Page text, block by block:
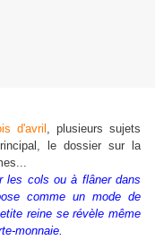
d'avril , plusieurs sujets
le dossier sur la
les cols ou à flâner dans
comme un mode de
reine se révèle même
monnaie.